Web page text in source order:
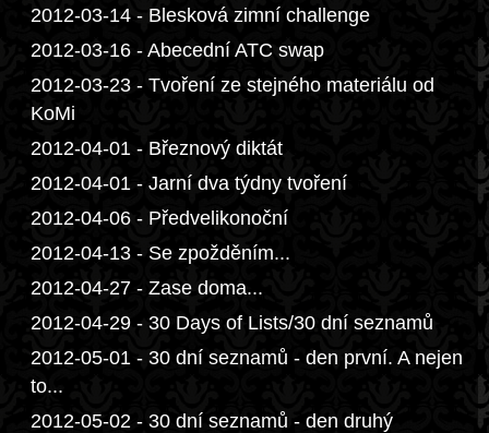
2012-03-14 - Blesková zimní challenge
2012-03-16 - Abecední ATC swap
2012-03-23 - Tvoření ze stejného materiálu od
KoMi
2012-04-01 - Březnový diktát
2012-04-01 - Jarní dva týdny tvoření
2012-04-06 - Předvelikonoční
2012-04-13 - Se zpožděním...
2012-04-27 - Zase doma...
2012-04-29 - 30 Days of Lists/30 dní seznamů
2012-05-01 - 30 dní seznamů - den první. A nejen
to...
2012-05-02 - 30 dní seznamů - den druhý